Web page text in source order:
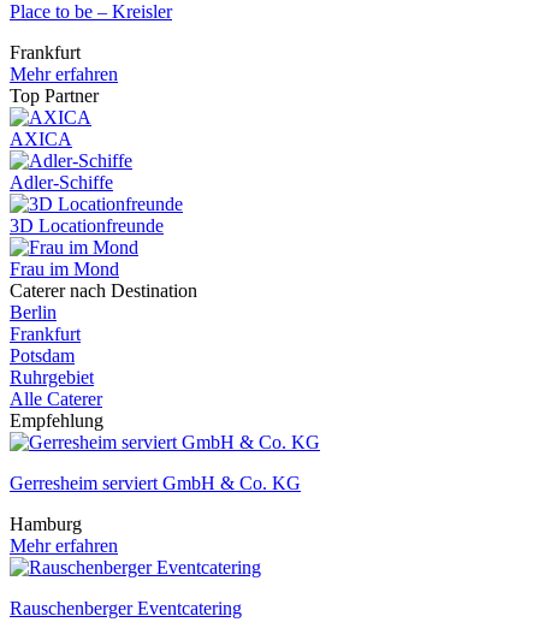
Place to be – Kreisler
Frankfurt
Mehr erfahren
Top Partner
AXICA
Adler-Schiffe
3D Locationfreunde
Frau im Mond
Caterer nach Destination
Berlin
Frankfurt
Potsdam
Ruhrgebiet
Alle Caterer
Empfehlung
Gerresheim serviert GmbH & Co. KG
Hamburg
Mehr erfahren
Rauschenberger Eventcatering